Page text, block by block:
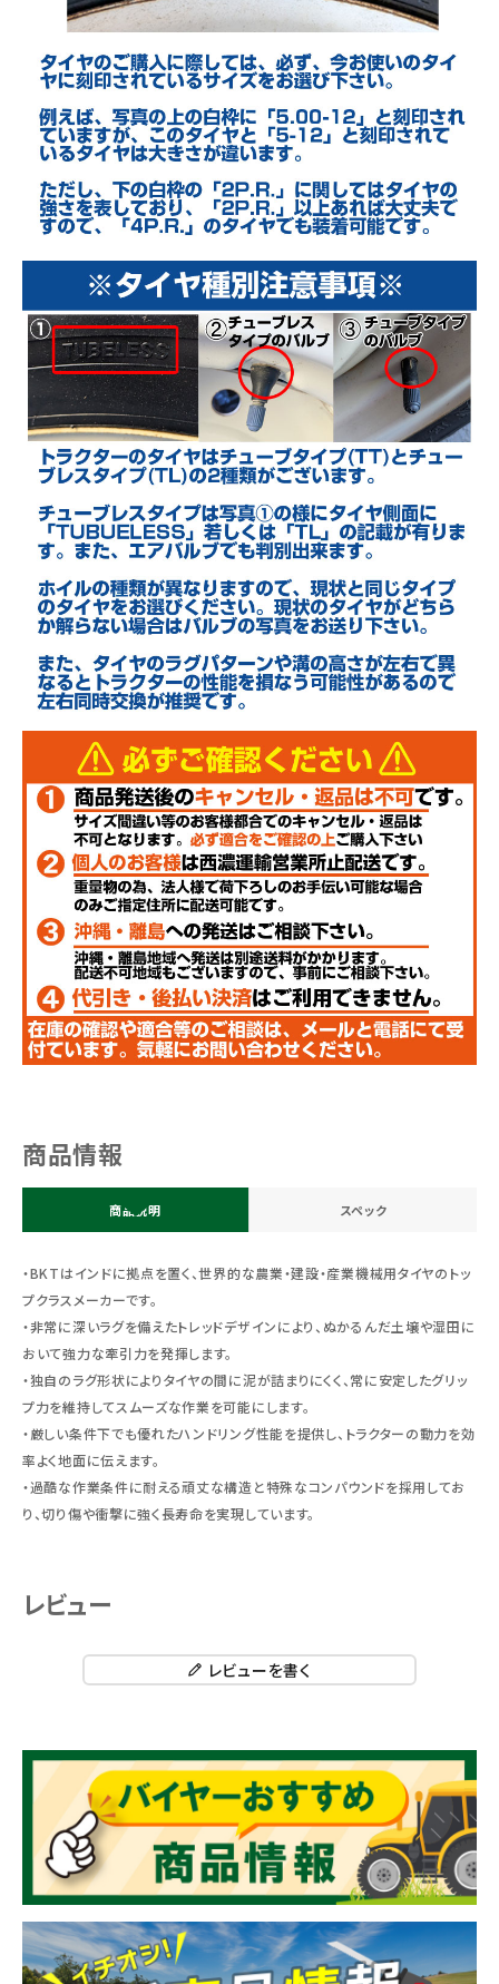
商品情報
商品説明 スペック
・BKTはインドに拠点を置く、世界的な農業・建設・産業機械用タイヤのトッ
プクラスメーカーです。
・非常に深いラグを備えたトレッドデザインにより、ぬかるんだ土壌や湿田に
おいて強力な牽引力を発揮します。
・独自のラグ形状によりタイヤの間に泥が詰まりにくく、常に安定したグリッ
プ力を維持してスムーズな作業を可能にします。
・厳しい条件下でも優れたハンドリング性能を提供し、トラクターの動力を効
率よく地面に伝えます。
・過酷な作業条件に耐える頑丈な構造と特殊なコンパウンドを採用してお
り、切り傷や衝撃に強く長寿命を実現しています。
レビュー
レビューを書く